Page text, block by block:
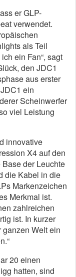
er GLP-
verwendet.
als Teil
ein Fan“, sagt
den JDC1
aus erster
ein
Scheinwerfer
viel Leistung
innovative
X4 auf den
der Leuchte
die Kabel in die
Markenzeichen
Merkmal ist.
zahlreichen
ist. In kurzer
Welt ein
20 einen
hatten, sind